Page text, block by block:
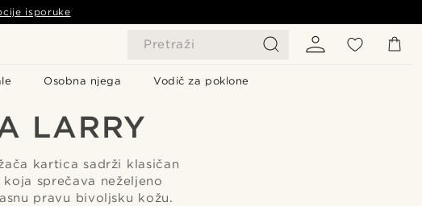
Pretraži
Osobna njega Vodič za poklone
isporuke
LARRY
kartica sadrži klasičan
sprečava neželjeno
pravu bivoljsku kožu.